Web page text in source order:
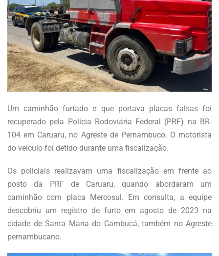
Um caminhão furtado e que portava placas falsas foi
recuperado pela Polícia Rodoviária Federal (PRF) na BR-
104 em Caruaru, no Agreste de Pernambuco. O motorista
do veículo foi detido durante uma fiscalização.
Os policiais realizavam uma fiscalização em frente ao
posto da PRF de Caruaru, quando abordaram um
caminhão com placa Mercosul. Em consulta, a equipe
descobriu um registro de furto em agosto de 2023 na
cidade de Santa Maria do Cambucá, também no Agreste
pernambucano.